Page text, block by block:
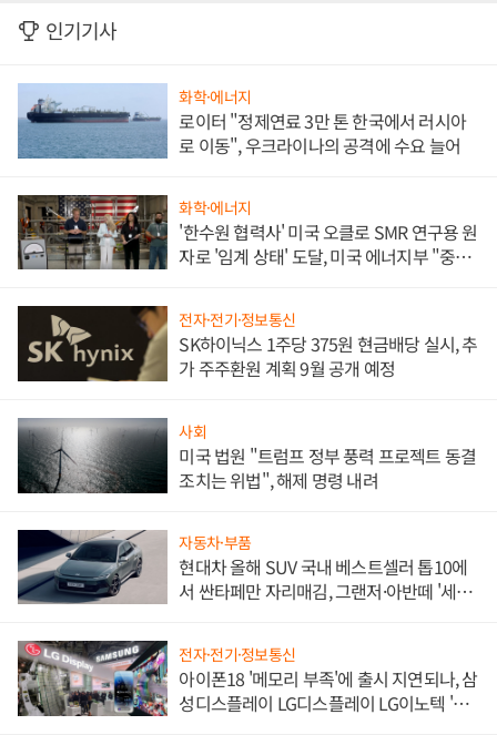
인기기사
화학·에너지
로이터 "정제연료 3만 톤 한국에서 러시아
로 이동", 우크라이나의 공격에 수요 늘어
화학·에너지
'한수원 협력사' 미국 오클로 SMR 연구용 원
자로 '임계 상태' 도달, 미국 에너지부 "중요
전자·전기·정보통신
SK하이닉스 1주당 375원 현금배당 실시, 추
가 주주환원 계획 9월 공개 예정
사회
미국 법원 "트럼프 정부 풍력 프로젝트 동결
조치는 위법", 해제 명령 내려
자동차·부품
현대차 올해 SUV 국내 베스트셀러 톱10에
서 싼타페만 자리매김, 그랜저·아반떼 '세단
전자·전기·정보통신
아이폰18 '메모리 부족'에 출시 지연되나, 삼
성디스플레이 LG디스플레이 LG이노텍 '탈